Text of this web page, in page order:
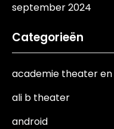
september 2024
Categorieën
academie theater en
ali b theater
android